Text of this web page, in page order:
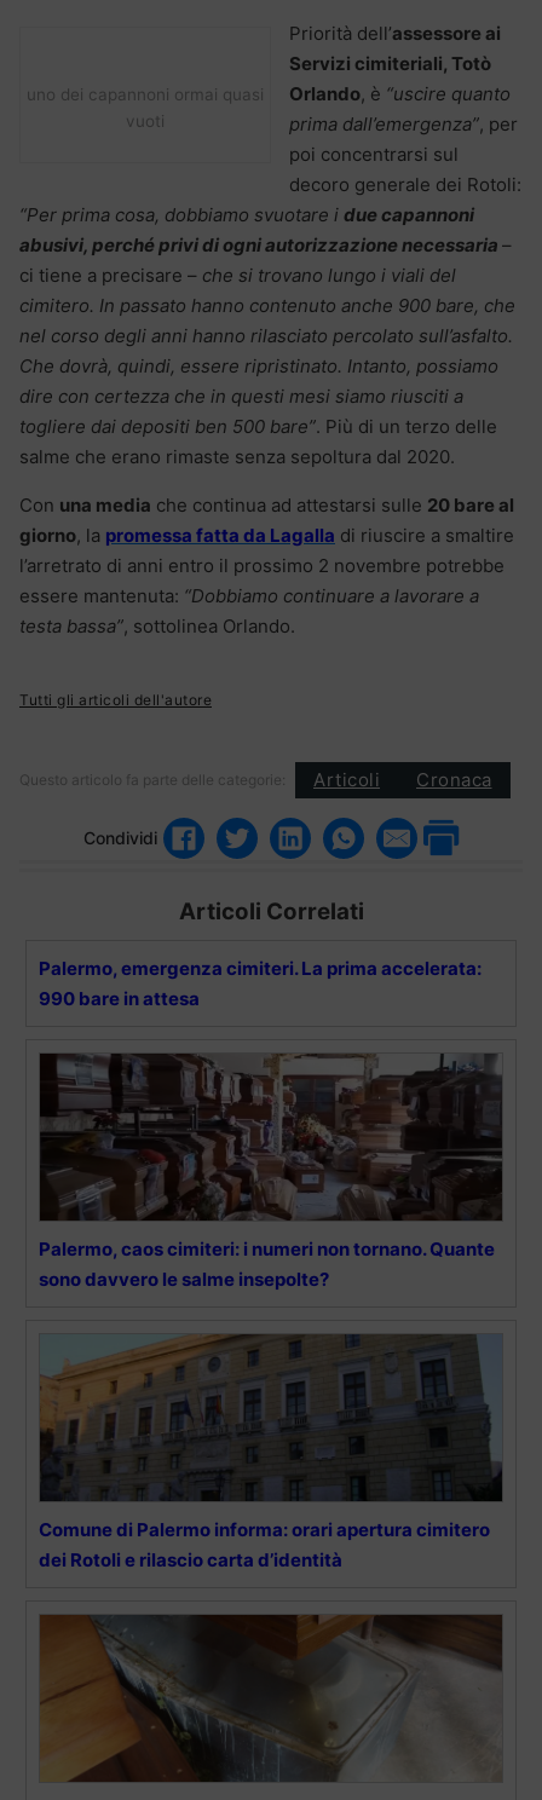
uno dei capannoni ormai quasi
vuoti
Priorità dell’assessore ai
Servizi cimiteriali, Totò
Orlando, è “uscire quanto
prima dall’emergenza”, per
poi concentrarsi sul
decoro generale dei Rotoli:
“Per prima cosa, dobbiamo svuotare i due capannoni
abusivi, perché privi di ogni autorizzazione necessaria –
ci tiene a precisare – che si trovano lungo i viali del
cimitero. In passato hanno contenuto anche 900 bare, che
nel corso degli anni hanno rilasciato percolato sull’asfalto.
Che dovrà, quindi, essere ripristinato. Intanto, possiamo
dire con certezza che in questi mesi siamo riusciti a
togliere dai depositi ben 500 bare”. Più di un terzo delle
salme che erano rimaste senza sepoltura dal 2020.
Con una media che continua ad attestarsi sulle 20 bare al
giorno, la promessa fatta da Lagalla di riuscire a smaltire
l’arretrato di anni entro il prossimo 2 novembre potrebbe
essere mantenuta: “Dobbiamo continuare a lavorare a
testa bassa”, sottolinea Orlando.
Tutti gli articoli dell'autore
Questo articolo fa parte delle categorie: Articoli Cronaca
Condividi
Articoli Correlati
Palermo, emergenza cimiteri. La prima accelerata:
990 bare in attesa
Palermo, caos cimiteri: i numeri non tornano. Quante
sono davvero le salme insepolte?
Comune di Palermo informa: orari apertura cimitero
dei Rotoli e rilascio carta d’identità